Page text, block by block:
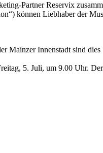
Partner Reservix
können Liebhaber der
Mainzer Innenstadt sind
5. Juli, um 9.00 Uhr.